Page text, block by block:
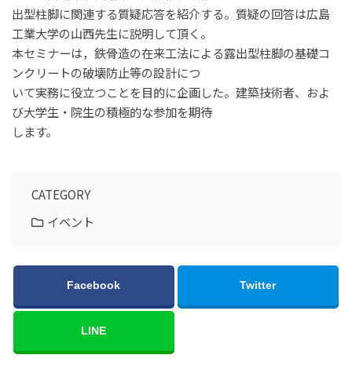
出型柱脚に関連する質疑応答を紹介する。質疑の回答は広島
工業大学の山西先生に説明して頂く。
本セミナーは，鉄骨造の在来工法による露出型柱脚の基礎コ
ンクリートの破壊防止等の設計につ
いて実務に役立つことを目的に企画した。建築技術者、およ
び大学生・院生の積極的な参加を期待
します。
CATEGORY
イベント
Facebook Twitter
LINE